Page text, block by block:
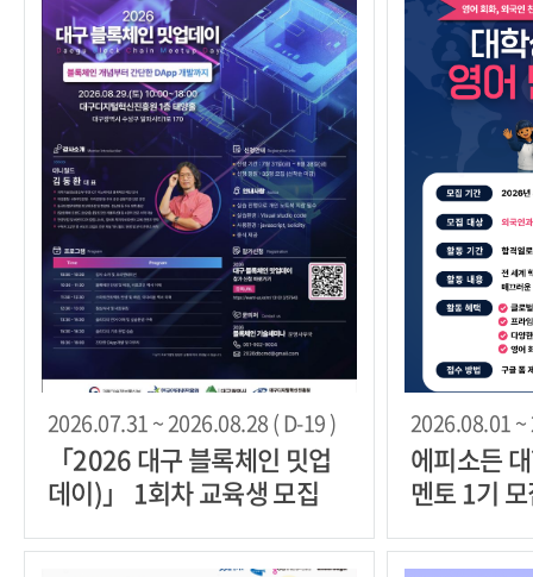
2026.07.31 ~ 2026.08.28 ( D-19 )
「2026 대구 블록체인 밋업
데이)」 1회차 교육생 모집
2026.08.01 ~
에피소든
멘토 1기